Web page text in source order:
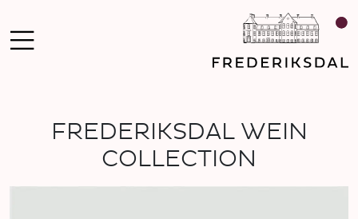
FREDERIKSDAL WEIN
COLLECTION